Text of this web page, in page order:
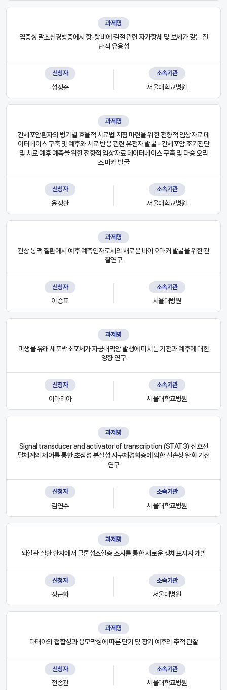
과제명
염증성 말초신경병증에서 항-랑비에 결절 관련 자가항체 및 보체가 갖는 진
단적 유용성
신청자
성정준
소속기관
서울대학교병원
과제명
간세포암환자의 병기별 효율적 치료법 지침 마련을 위한 전향적 임상자료 데
이터베이스 구축 및 예후와 치료 반응 관련 유전자 발굴 - 간세포암 조기진단
및 치료 예후 예측을 위한 전향적 임상자료 데이터베이스 구축 및 다중 오믹
스 마커 발굴
신청자
윤정환
소속기관
서울대학교병원
과제명
관상 동맥 질환에서 예후 예측인자로서의 새로운 바이오마커 발굴을 위한 관
찰연구
신청자
이승표
소속기관
서울대병원
과제명
미생물 유래 세포밖소포체가 자궁내막암 발생에 미치는 기전과 예후에 대한
영향 연구
신청자
이마리아
소속기관
서울대학교병원
과제명
Signal transducer and activator of transcription (STAT3) 신호전
달체계의 제어를 통한 초점성 분절성 사구체경화증에 의한 신손상 완화 기전
연구
신청자
김연수
소속기관
서울대학교병원
과제명
뇌혈관 질환 환자에서 클론성조혈증 조사를 통한 새로운 생체표지자 개발
신청자
정근화
소속기관
서울대병원
과제명
다태아의 접합성과 융모막성에 따른 단기 및 장기 예후의 추적 관찰
신청자
전종관
소속기관
서울대학교병원